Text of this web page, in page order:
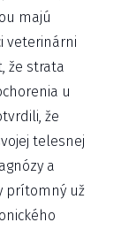
majú
veterinárni
že strata
u
že
telesnej
a
prítomný už